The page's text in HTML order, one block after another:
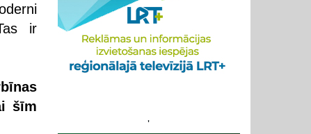
ir
šīm
'